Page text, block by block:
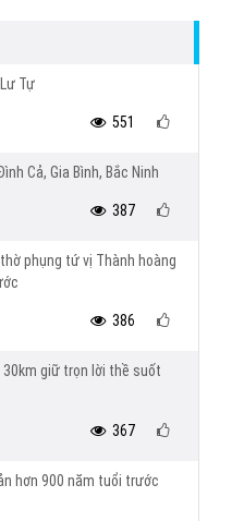
Tự
551
Cả, Gia Bình, Bắc Ninh
387
phụng tứ vị Thành hoàng
386
30km giữ trọn lời thề suốt
367
hơn 900 năm tuổi trước